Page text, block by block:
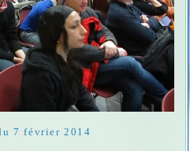
7 février 2014